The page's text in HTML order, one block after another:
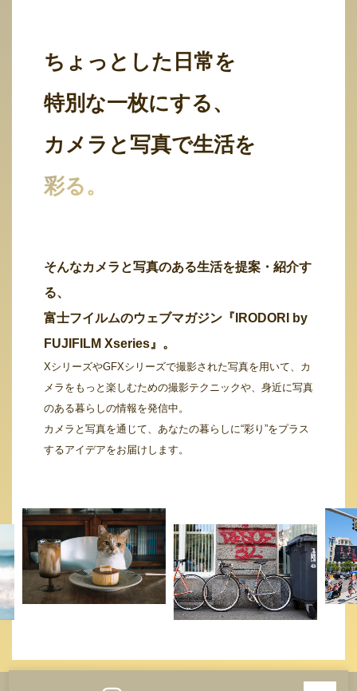
ちょっとした日常を
特別な一枚にする、
カメラと写真で生活を
彩る。
そんなカメラと写真のある生活を提案・紹介す
る、
富士フイルムのウェブマガジン『IRODORI by
FUJIFILM Xseries』。
XシリーズやGFXシリーズで撮影された写真を用いて、カ
メラをもっと楽しむための撮影テクニックや、身近に写真
のある暮らしの情報を発信中。
カメラと写真を通じて、あなたの暮らしに“彩り”をプラス
するアイデアをお届けします。